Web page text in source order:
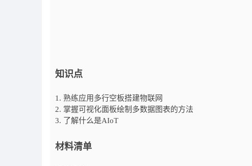
知识点
1. 熟练应用多行空板搭建物联网
2. 掌握可视化面板绘制多数据图表的方法
3. 了解什么是AIoT
材料清单